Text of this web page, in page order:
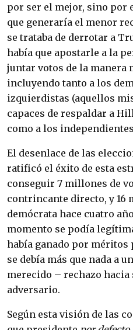
por ser el mejor, sino por
que generaría el menor
se trataba de derrotar a
había que apostarle a la
juntar votos de la manera
incluyendo tanto a los
izquierdistas (aquellos
capaces de respaldar a
como a los
El desenlace de las
ratificó el éxito de esta
conseguir 7 millones de
contrincante directo, y 16
demócrata hace cuatro
momento se podía
había ganado por
se debía más que nada a
merecido – rechazo hacia
adversario.
Según esta visión de las